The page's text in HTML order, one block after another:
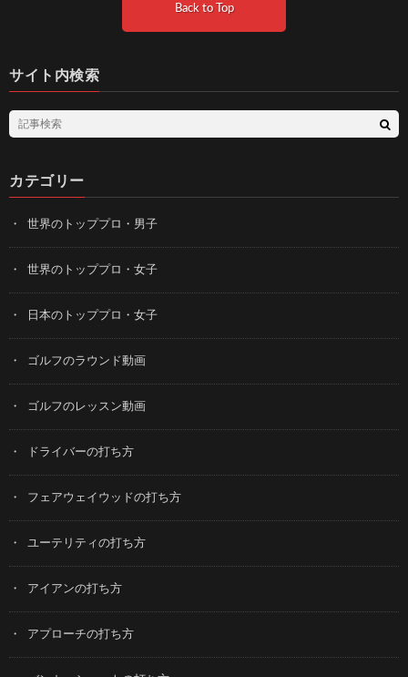
Back to Top
サイト内検索
カテゴリー
世界のトッププロ・男子
世界のトッププロ・女子
日本のトッププロ・女子
ゴルフのラウンド動画
ゴルフのレッスン動画
ドライバーの打ち方
フェアウェイウッドの打ち方
ユーテリティの打ち方
アイアンの打ち方
アプローチの打ち方